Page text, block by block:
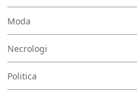
Moda
Necrologi
Politica